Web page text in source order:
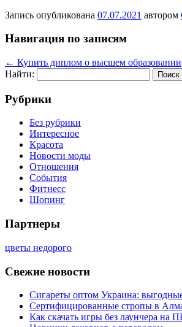
Запись опубликована 07.07.2021 автором
Навигация по записям
← Купить диплом о высшем образовании
Найти:
Рубрики
Без рубрики
Интересное
Красота
Новости моды
Отношения
События
Фитнесс
Шопинг
Партнеры
цветы недорого
Свежие новости
Сигареты оптом Украина:
Сертифицированные стропы в
Как скачать игры без лаунчера на